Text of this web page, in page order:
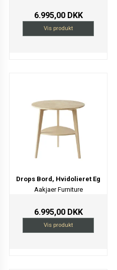
6.995,00 DKK
Vis produkt
Drops Bord, Hvidolieret Eg
Aakjaer Furniture
6.995,00 DKK
Vis produkt